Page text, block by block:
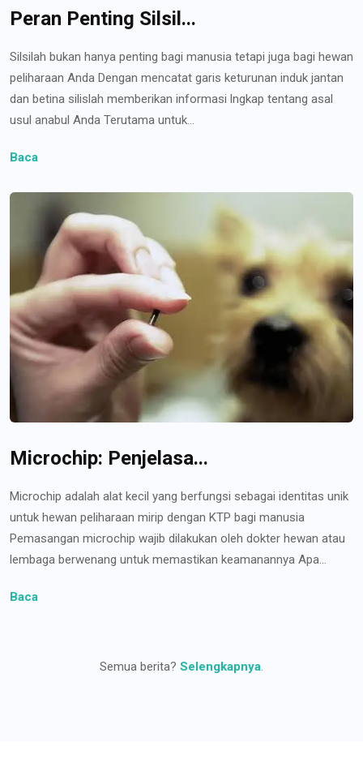
Peran Penting Silsil...
Silsilah bukan hanya penting bagi manusia tetapi juga bagi hewan
peliharaan Anda Dengan mencatat garis keturunan induk jantan
dan betina silislah memberikan informasi lngkap tentang asal
usul anabul Anda Terutama untuk...
Baca
Microchip: Penjelasa...
Microchip adalah alat kecil yang berfungsi sebagai identitas unik
untuk hewan peliharaan mirip dengan KTP bagi manusia
Pemasangan microchip wajib dilakukan oleh dokter hewan atau
lembaga berwenang untuk memastikan keamanannya Apa...
Baca
Semua berita? Selengkapnya